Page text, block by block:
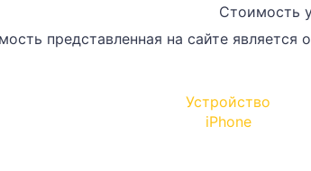
Стоимость
представленная на сайте является
Устройство
iPhone